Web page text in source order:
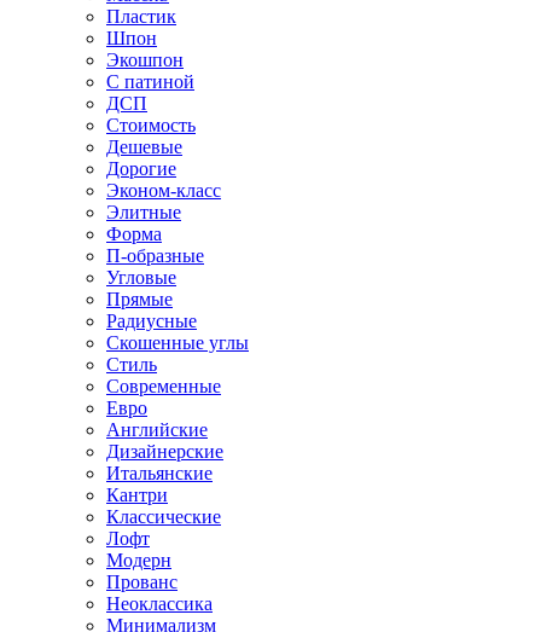
Пластик
Шпон
Экошпон
С патиной
ДСП
Стоимость
Дешевые
Дорогие
Эконом-класс
Элитные
Форма
П-образные
Угловые
Прямые
Радиусные
Скошенные углы
Стиль
Современные
Евро
Английские
Дизайнерские
Итальянские
Кантри
Классические
Лофт
Модерн
Прованс
Неоклассика
Минимализм